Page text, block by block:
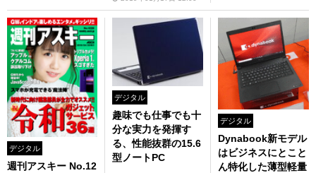
デジタル
週刊アスキー No.12
デジタル
趣味でも仕事でも十
分な実力を発揮す
る、性能抜群の15.6
型ノートPC
デジタル
Dynabook新モデル
はビジネスにとこと
ん特化した薄型軽量